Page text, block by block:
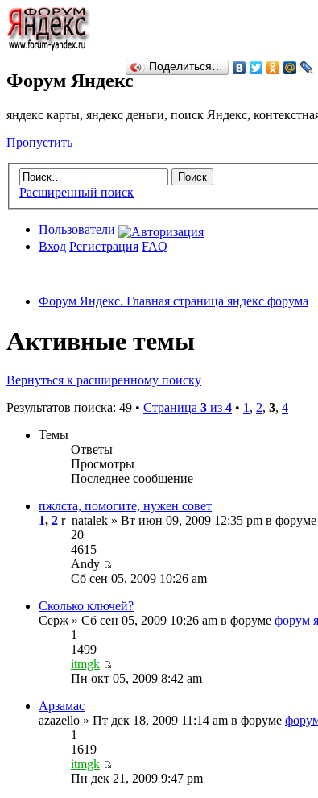
Форум Яндекс
яндекс карты, яндекс деньги, поиск Яндекс,
Пропустить
Расширенный поиск
Пользователи
Вход Регистрация FAQ
Форум Яндекс. Главная страница яндекс форума
Поделиться…
Активные темы
Вернуться к расширенному поиску
Результатов поиска: 49 • Страница 3 из 4 • 1 , 2, 3, 4
Темы
Ответы
Просмотры
Последнее сообщение
пжлста, помогите, нужен совет
1, 2 r_natalek » Вт июн 09, 2009 12:35 pm в форуме
20
4615
Andy
Сб сен 05, 2009 10:26 am
Сколько ключей?
Серж » Сб сен 05, 2009 10:26 am в форуме форум
1
1499
itmgk
Пн окт 05, 2009 8:42 am
Арзамас
azazello » Пт дек 18, 2009 11:14 am в форуме
1
1619
itmgk
Пн дек 21, 2009 9:47 pm